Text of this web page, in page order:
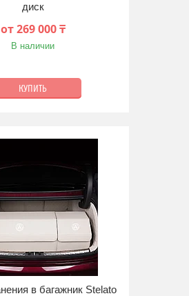
диск
от 269 000 ₸
В наличии
КУПИТЬ
в багажник Stelato